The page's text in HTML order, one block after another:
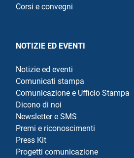
Corsi e convegni
NOTIZIE ED EVENTI
Notizie ed eventi
Comunicati stampa
Comunicazione e Ufficio Stampa
Dicono di noi
Newsletter e SMS
Premi e riconoscimenti
Press Kit
Progetti comunicazione